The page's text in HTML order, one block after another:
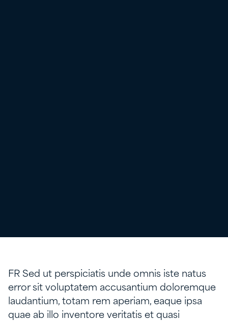
FR Sed ut perspiciatis unde omnis iste natus
error sit voluptatem accusantium doloremque
laudantium, totam rem aperiam, eaque ipsa
quae ab illo inventore veritatis et quasi